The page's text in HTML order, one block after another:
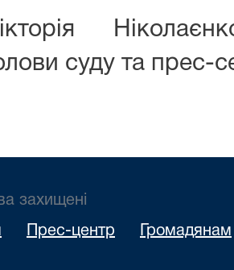
суду та прес-
захищені
Прес-центр Громадянам